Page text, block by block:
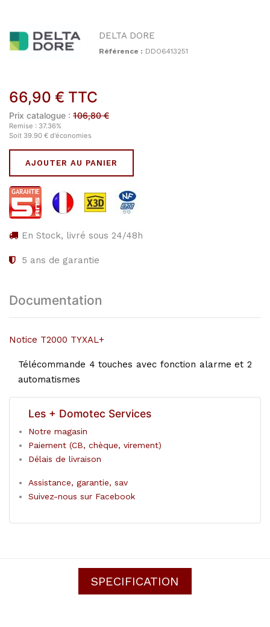
DELTA DORE
Référence : DDO6413251
66,90 € TTC
Prix catalogue : 106,80€
Remise : 37.36%
Soit 39.90 € d'économies
AJOUTER AU PANIER
En Stock, livré sous 24/48h
5 ans de garantie
Documentation
Notice T2000 TYXAL+
Télécommande 4 touches avec fonction alarme et 2
automatismes
Les + Domotec Services
Notre magasin
Paiement (CB, chèque, virement)
Délais de livraison
Assistance, garantie, sav
Suivez-nous sur Facebook
SPECIFICATION